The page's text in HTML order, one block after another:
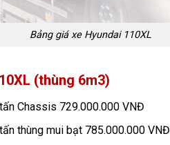
Bảng giá xe Hyundai 110XL
(thùng 6m3)
Chassis 729.000.000 VNĐ
thùng mui bạt 785.000.000 VNĐ